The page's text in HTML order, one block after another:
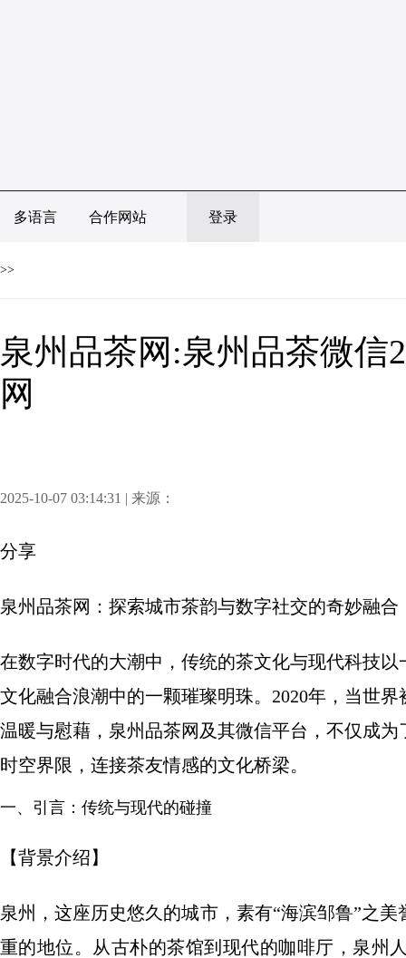
多语言 合作网站 登录
>>
泉州品茶网:泉州品茶微信
网
2025-10-07 03:14:31 | 来源：
分享
泉州品茶网：探索城市茶韵与数字社交的奇妙融合
在数字时代的大潮中，传统的茶文化与现代科技
文化融合浪潮中的一颗璀璨明珠。2020年，当世
温暖与慰藉，泉州品茶网及其微信平台，不仅成
时空界限，连接茶友情感的文化桥梁。
一、引言：传统与现代的碰撞
【背景介绍】
泉州，这座历史悠久的城市，素有“海滨邹鲁”之
重的地位。从古朴的茶馆到现代的咖啡厅，泉州